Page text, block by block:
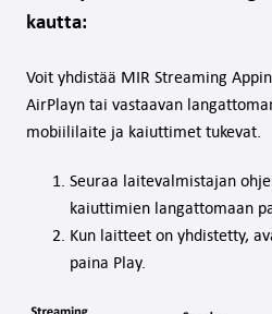
kautta:
Voit yhdistää MIR Streaming
AirPlayn tai vastaavan
mobiililaite ja kaiuttimet tukevat.
Seuraa laitevalmistajan
kaiuttimien langattomaan
Kun laitteet on yhdistetty,
paina Play.